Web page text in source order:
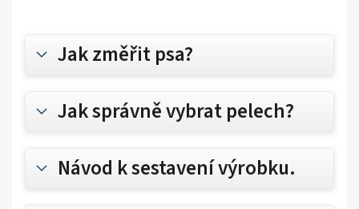
Jak změřit psa?
Jak správně vybrat pelech?
Návod k sestavení výrobku.